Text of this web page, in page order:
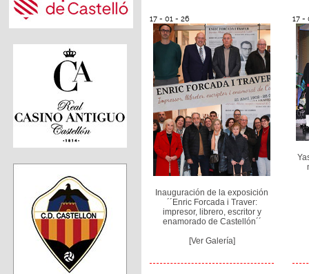
17 - 01 - 26
Inauguración de la exposición
´´Enric Forcada i Traver:
impresor, librero, escritor y
enamorado de Castellón´´
[Ver Galería]
17 -